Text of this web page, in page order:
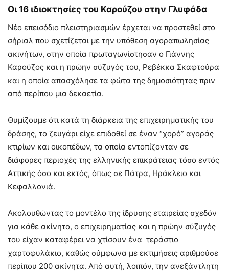
Οι 16 ιδιοκτησίες του Καρούζου στην Γλυφάδα
Νέο επεισόδιο πλειστηριασμών έρχεται να προστεθεί στο
σήριαλ που σχετίζεται με την υπόθεση αγοραπωλησίας
ακινήτων, στην οποία πρωταγωνίστησαν ο Γιάννης
Καρούζος και η πρώην σύζυγός του, Ρεβέκκα Σκαφτούρα
και η οποία απασχόλησε τα φώτα της δημοσιότητας πριν
από περίπου μια δεκαετία.
Θυμίζουμε ότι κατά τη διάρκεια της επιχειρηματικής του
δράσης, το ζευγάρι είχε επιδοθεί σε έναν “χορό” αγοράς
κτιρίων και οικοπέδων, τα οποία εντοπίζονταν σε
διάφορες περιοχές της ελληνικής επικράτειας τόσο εντός
Αττικής όσο και εκτός, όπως σε Πάτρα, Ηράκλειο και
Κεφαλλονιά.
Ακολουθώντας το μοντέλο της ίδρυσης εταιρείας σχεδόν
για κάθε ακίνητο, ο επιχειρηματίας και η πρώην σύζυγός
του είχαν καταφέρει να χτίσουν ένα τεράστιο
χαρτοφυλάκιο, καθώς σύμφωνα με εκτιμήσεις αριθμούσε
περίπου 200 ακίνητα. Από αυτή, λοιπόν, την ανεξάντλητη